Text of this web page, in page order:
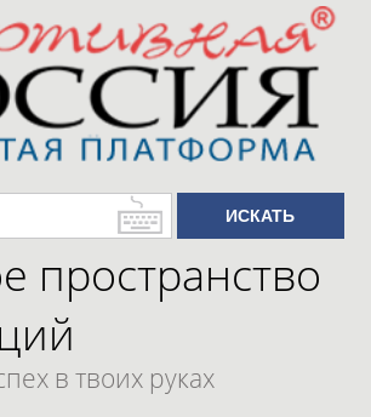
пространство
в твоих руках